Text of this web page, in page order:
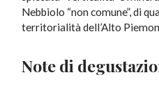
Nebbiolo “non comune”, di
territorialità dell’Alto
Note di